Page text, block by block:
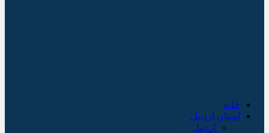
خانه
استان اردبیل
اردبیل